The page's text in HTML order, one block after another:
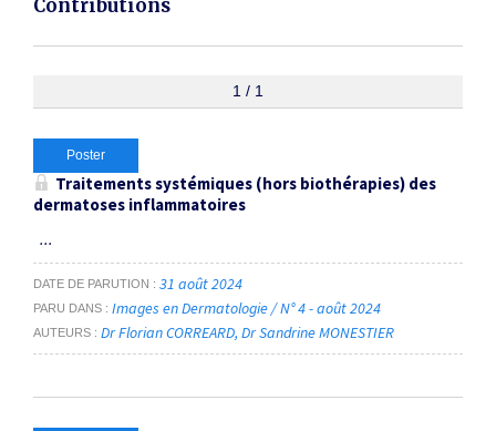
Contributions
1 / 1
Poster
Traitements systémiques (hors biothérapies) des
dermatoses inflammatoires
...
DATE DE PARUTION 31 août 2024
PARU DANS Images en Dermatologie / N° 4 - août 2024
AUTEURS Dr Florian CORREARD Dr Sandrine MONESTIER